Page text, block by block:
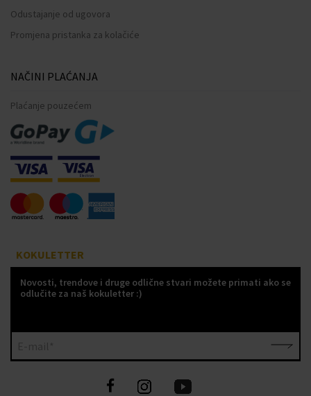
Odustajanje od ugovora
Promjena pristanka za kolačiće
NAČINI PLAĆANJA
Plaćanje pouzećem
KOKULETTER
Novosti, trendove i druge odlične stvari možete primati ako se
odlučite za naš kokuletter :)